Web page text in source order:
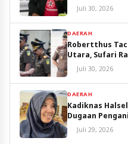
Juli 30, 2026
DAERAH
Robertthus
Utara, Sufari
Juli 30, 2026
DAERAH
Kadiknas
Dugaan
Juli 29, 2026